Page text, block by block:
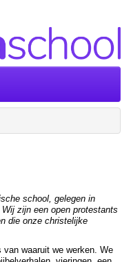
school, gelegen in
zijn een open protestants
die onze christelijke
waaruit we werken. We